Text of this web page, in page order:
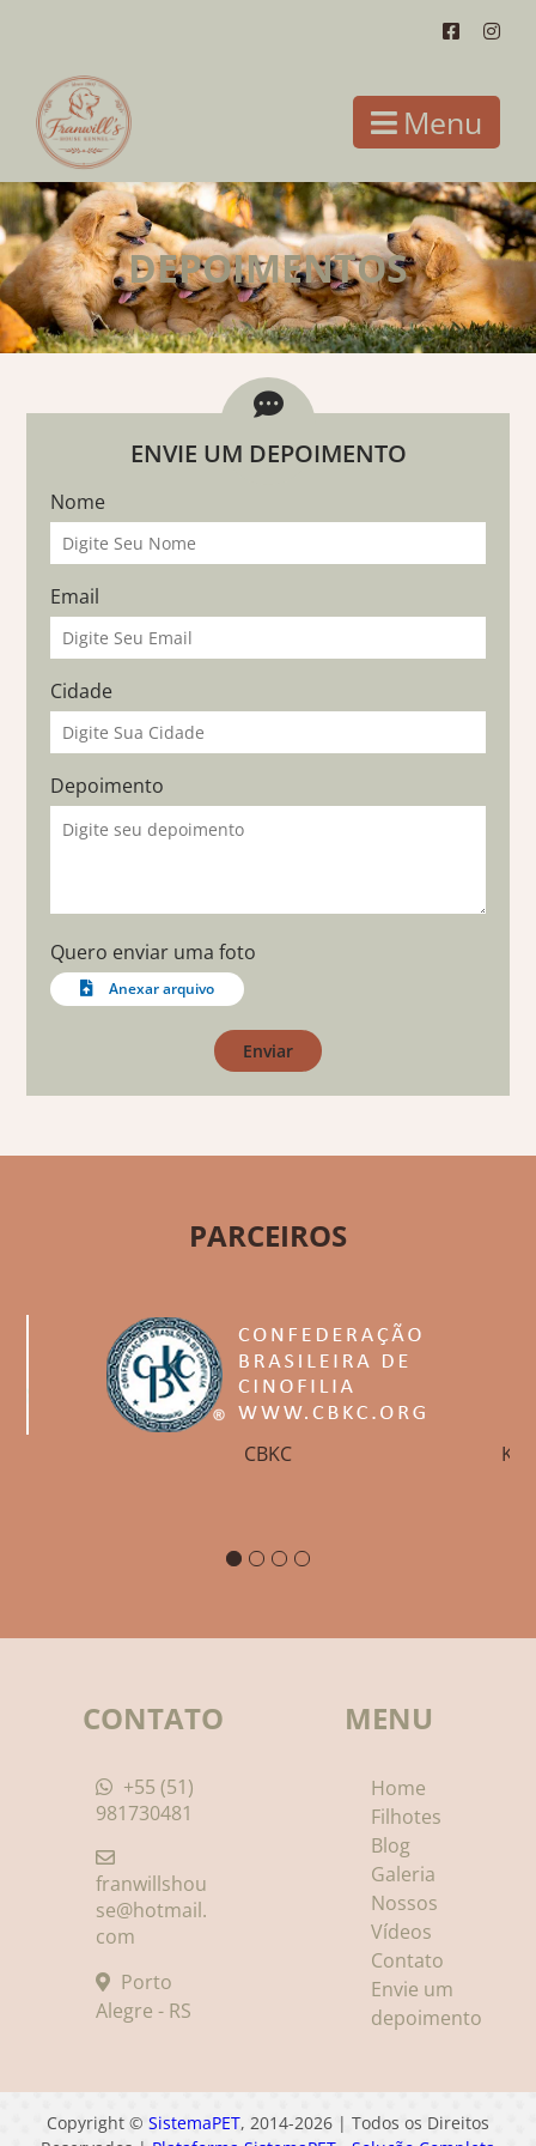
Menu
DEPOIMENTOS
ENVIE UM DEPOIMENTO
Nome
Email
Cidade
Depoimento
Quero enviar uma foto
Anexar arquivo
Enviar
PARCEIROS
CBKC
CONTATO
+55 (51)
981730481
franwillshou
se@hotmail.
com
Porto
Alegre - RS
MENU
Home
Filhotes
Blog
Galeria
Nossos
Vídeos
Contato
Envie um
depoimento
Copyright © SistemaPET, 2014-2026 | Todos os Direitos